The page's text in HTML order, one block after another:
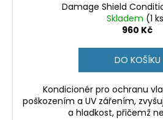
Damage Shield
Skladem (1
960 Kč
DO KOŠÍKU
Kondicionér pro ochranu
poškozením a UV zářením,
a hladkost, přičemž